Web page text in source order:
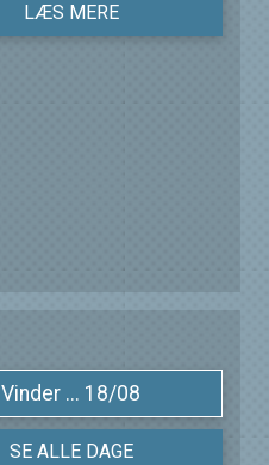
LÆS MERE
Vinder ... 18/08
SE ALLE DAGE